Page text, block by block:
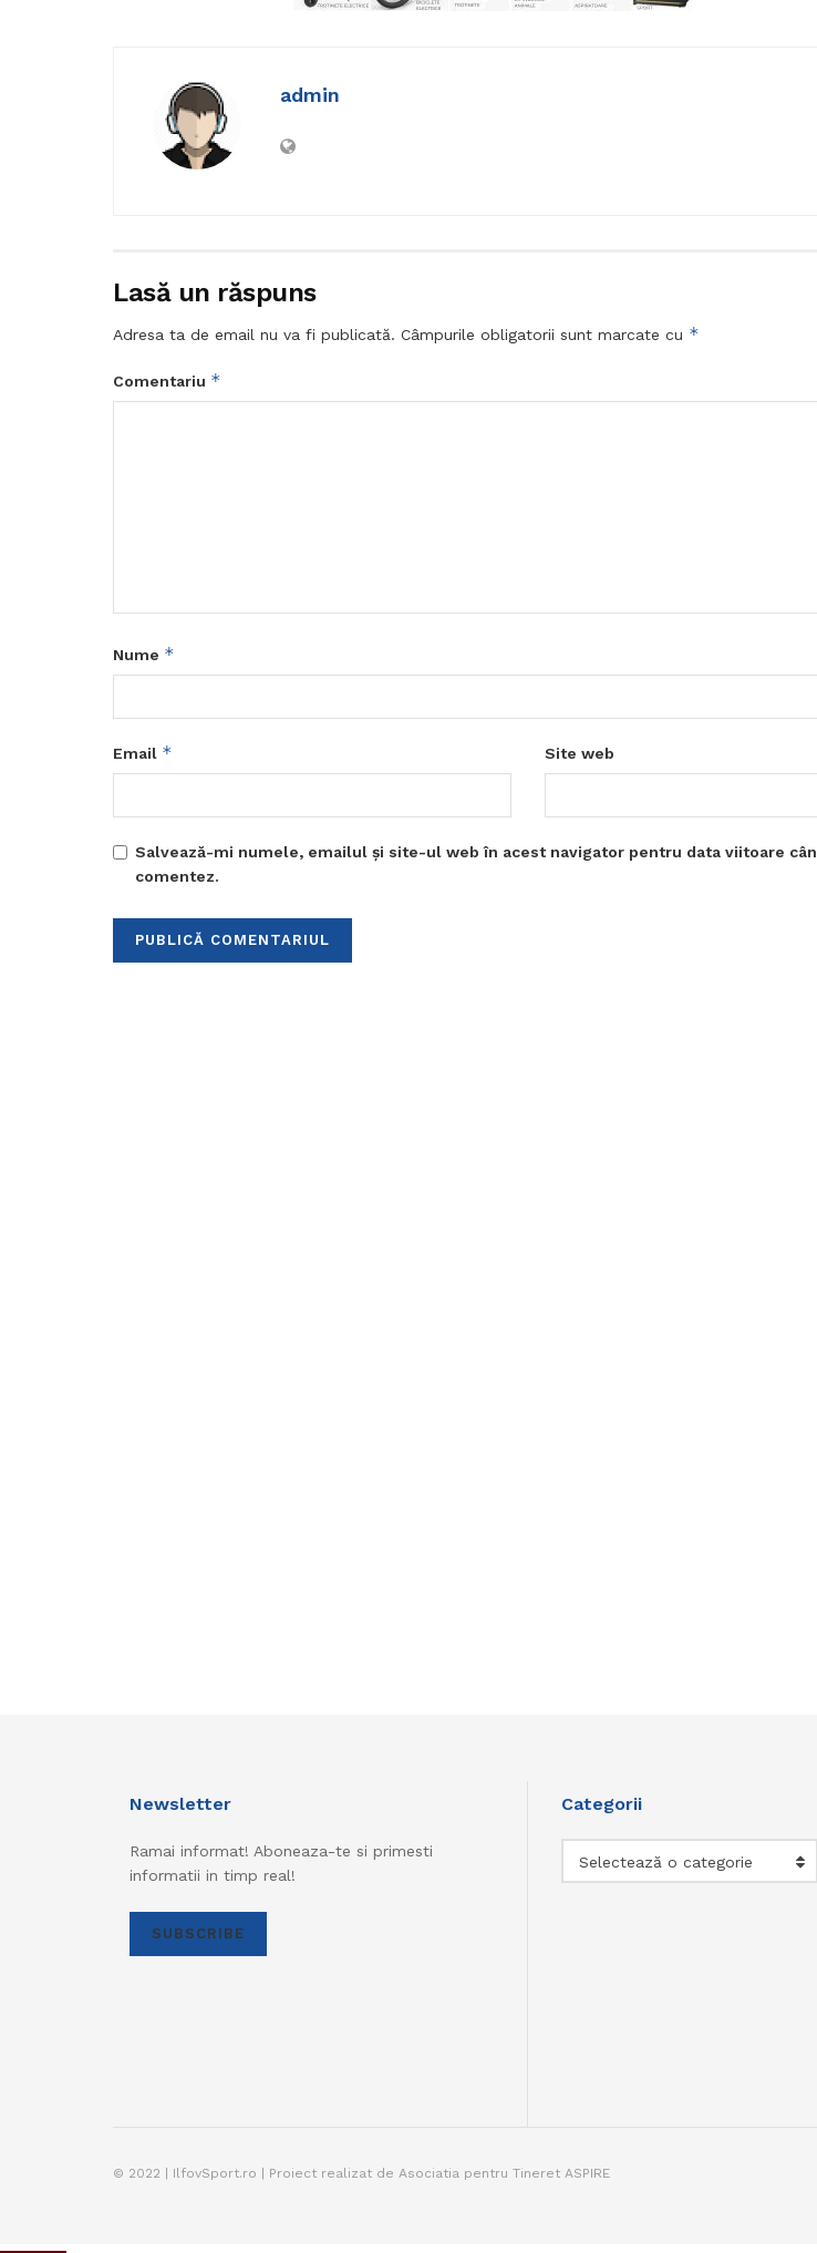
admin
Lasă un răspuns
Adresa ta de email nu va fi publicată. Câmpurile obligatorii sunt marcate cu *
Comentariu *
Nume *
Email * Site web
Salvează-mi numele, emailul și site-ul web în acest navigator pentru data viitoare
comentez.
Newsletter
Ramai informat! Aboneaza-te si primesti
informatii in timp real!
SUBSCRIBE
Categorii
Selectează o categorie
© 2022 | IlfovSport.ro | Proiect realizat de Asociatia pentru Tineret ASPIRE